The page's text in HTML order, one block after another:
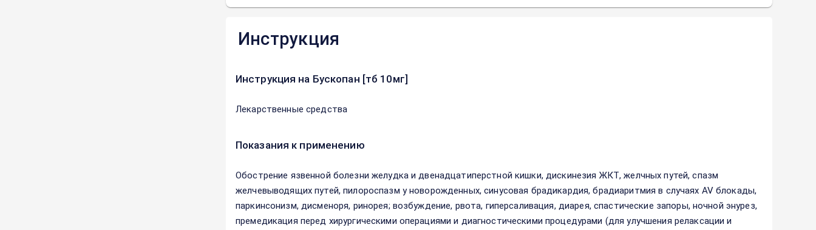
Инструкция
Инструкция на Бускопан [тб 10мг]
Лекарственные средства
Показания к применению
Обострение язвенной болезни желудка и двенадцатиперстной кишки, дискинезия ЖКТ, желчных путей, спазм
желчевыводящих путей, пилороспазм у новорожденных, синусовая брадикардия, брадиаритмия в случаях AV блокады,
паркинсонизм, дисменоря, ринорея; возбуждение, рвота, гиперсаливация, диарея, спастические запоры, ночной энурез,
премедикация перед хирургическими операциями и диагностическими процедурами (для улучшения релаксации и